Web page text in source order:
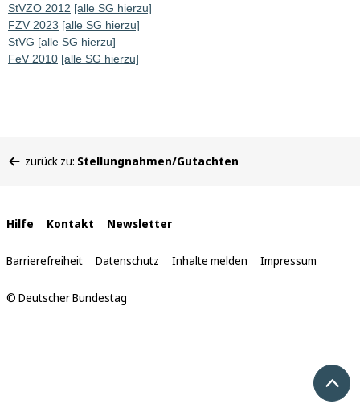
StVZO 2012 [alle SG hierzu]
FZV 2023 [alle SG hierzu]
StVG [alle SG hierzu]
FeV 2010 [alle SG hierzu]
befinden
zurück zu: Stellungnahmen/Gutachten
Interne
Links
Hilfe Kontakt Newsletter
Barrierefreiheit Datenschutz Inhalte melden Impressum
© Deutscher Bundestag